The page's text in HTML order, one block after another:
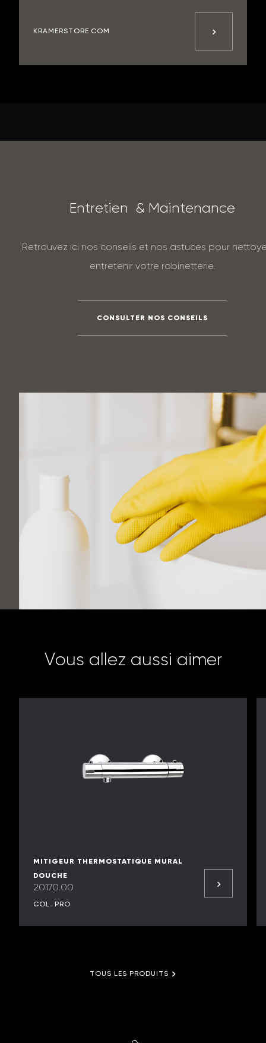
KRAMERSTORE.COM
Entretien & Maintenance
Retrouvez ici nos conseils et nos astuces pour
entretenir votre robinetterie.
CONSULTER NOS CONSEILS
Vous a ez aussi aimer
MITIGEUR THERMOSTATIQUE MURAL
DOUCHE
20170.00
COL. PRO
TOUS LES PRODUITS